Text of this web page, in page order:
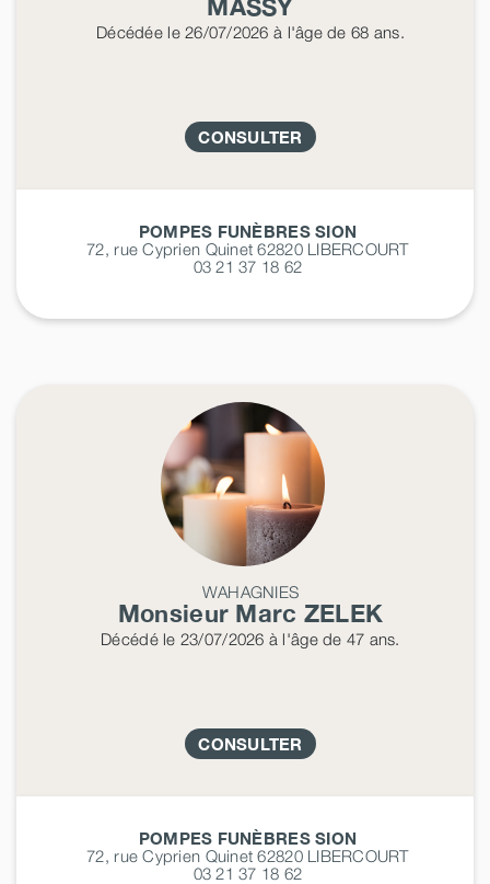
MASSY
Décédéele 26/07/2026 à l'âge de 68 ans.
CONSULTER
POMPES FUNÈBRES SION
72, rue Cyprien Quinet 62820 LIBERCOURT
03 21 37 18 62
WAHAGNIES
Monsieur Marc ZELEK
Décédéle 23/07/2026 à l'âge de 47 ans.
CONSULTER
POMPES FUNÈBRES SION
72, rue Cyprien Quinet 62820 LIBERCOURT
03 21 37 18 62